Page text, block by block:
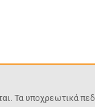
Τα υποχρεωτικά